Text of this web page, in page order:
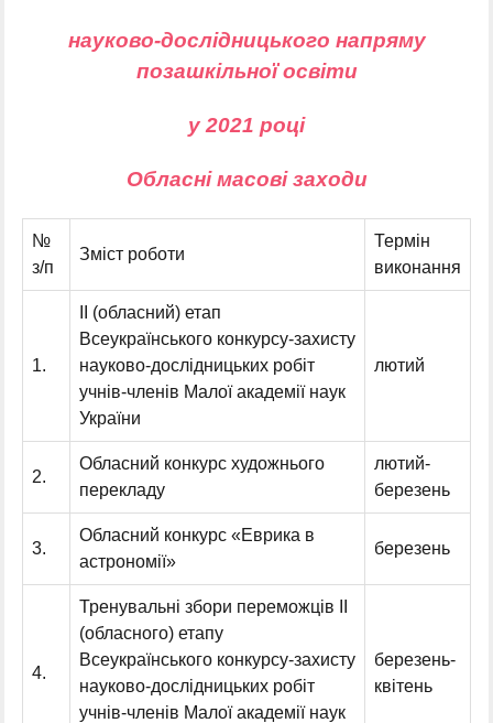
науково-дослідницького напряму
позашкільної освіти
у 2021 році
Обласні масові заходи
№
з/п
Зміст роботи
Термін
виконання
1.
ІІ (обласний) етап
Всеукраїнського конкурсу-захисту
науково-дослідницьких робіт
учнів-членів Малої академії наук
України
лютий
2.
Обласний конкурс художнього
перекладу
лютий-
березень
3.
Обласний конкурс «Еврика в
астрономії»
березень
4.
Тренувальні збори переможців ІІ
(обласного) етапу
Всеукраїнського конкурсу-захисту
науково-дослідницьких робіт
учнів-членів Малої академії наук
березень-
квітень